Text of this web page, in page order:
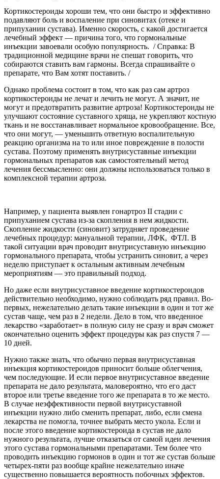
Кортикостероиды хороши тем, что они быстро и эффективно
подавляют боль и воспаление при синовитах (отеке и
припухании сустава). Именно скорость, с какой достигается
лечебный эффект — причина того, что гормональные
инъекции завоевали особую популярность. / Справка: В
традиционной медицине врачи не спешат говорить, что
собираются ставить вам гармоны. Всегда спрашивайте о
препарате, что Вам хотят поставить. /
Однако проблема состоит в том, что как раз сам артроз
кортикостероиды не лечат и лечить не могут. А значит, не
могут и предотвратить развитие артроза! Кортикостероиды не
улучшают состояние суставного хряща, не укрепляют костную
ткань и не восстанавливает нормальное кровообращение. Все,
что они могут, — уменьшить ответную воспалительную
реакцию организма на то или иное повреждение в полости
сустава. Поэтому применять внутрисуставные инъекции
гормональных препаратов как самостоятельный метод
лечения бессмысленно: они должны использоваться только в
комплексной терапии артроза.
Например, у пациента выявлен гонартроз II стадии с
припуханием сустава из-за скопления в нем жидкости.
Скопление жидкости (синовит) затрудняет проведение
лечебных процедур: мануальной терапии, ЛФК, ФТЛ. В
такой ситуации врач проводит внутрисуставную инъекцию
гормонального препарата, чтобы устранить синовит, а через
неделю приступает к остальным активным лечебным
мероприятиям — это правильный подход.
Но даже если внутрисуставное введение кортикостероидов
действительно необходимо, нужно соблюдать ряд правил. Во-
первых, нежелательно делать такие инъекции в один и тот же
сустав чаще, чем раз в 2 недели. Дело в том, что введенное
лекарство «заработает» в полную силу не сразу и врач сможет
окончательно оценить эффект процедуры как раз спустя 7 —
10 дней.
Нужно также знать, что обычно первая внутрисуставная
инъекция кортикостероидов приносит больше облегчения,
чем последующие. И если первое внутрисуставное введение
препарата не дало результата, маловероятно, что его даст
второе или третье введение того же препарата в то же место.
В случае неэффективности первой внутрисуставной
инъекции нужно либо сменить препарат, либо, если смена
лекарства не помогла, точнее выбрать место укола. Если и
после этого введение кортикостероида в сустав не дало
нужного результата, лучше отказаться от самой идеи лечения
этого сустава гормональными препаратами. Тем более что
проводить инъекцию гормонов в один и тот же сустав больше
четырех-пяти раз вообще крайне нежелательно иначе
существенно повышается вероятность побочных эффектов.